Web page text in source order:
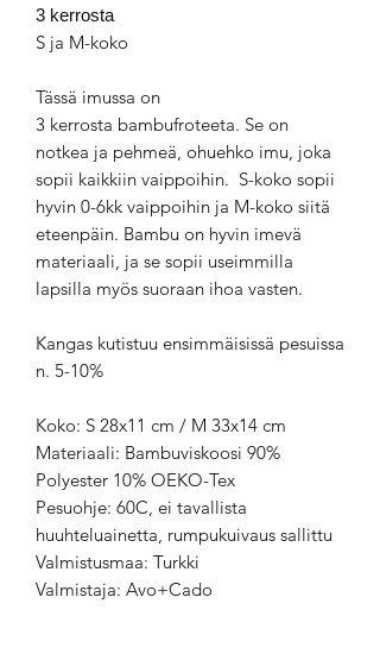
3 kerrosta
S ja M-koko
Tässä imussa on
3 kerrosta bambufroteeta. Se on
notkea ja pehmeä, ohuehko imu, joka
sopii kaikkiin vaippoihin. S-koko sopii
hyvin 0-6kk vaippoihin ja M-koko siitä
eteenpäin. Bambu on hyvin imevä
materiaali, ja se sopii useimmilla
lapsilla myös suoraan ihoa vasten.
Kangas kutistuu ensimmäisissä pesuissa
n. 5-10%
Koko: S 28x11 cm / M 33x14 cm
Materiaali: Bambuviskoosi 90%
Polyester 10% OEKO-Tex
Pesuohje: 60C, ei tavallista
huuhteluainetta, rumpukuivaus sallittu
Valmistusmaa: Turkki
Valmistaja: Avo+Cado